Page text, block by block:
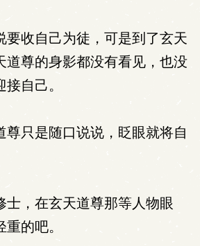
收自己为徒，可是到了玄天
道尊的身影都没有看见，也没
自己。
只是随口说说，眨眼就将自
，在玄天道尊那等人物眼
的吧。